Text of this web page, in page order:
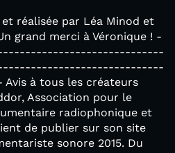
réalisée par Léa Minod et
grand merci à Véronique ! -
à tous les créateurs
Association pour le
radiophonique et
de publier sur son site
sonore 2015. Du